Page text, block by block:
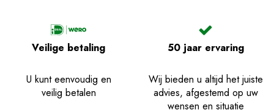
Veilige betaling
U kunt eenvoudig en
veilig betalen
50 jaar ervaring
Wij bieden u altijd het juiste
advies, afgestemd op uw
wensen en situatie